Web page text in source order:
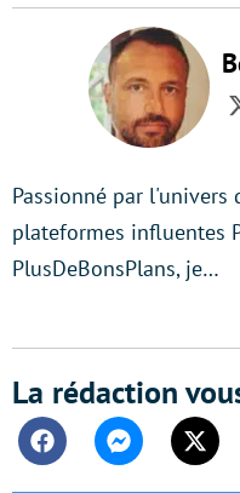
Passionné par
plateformes influentes
PlusDeBonsPlans, je…
La rédaction
FacebookMessenger